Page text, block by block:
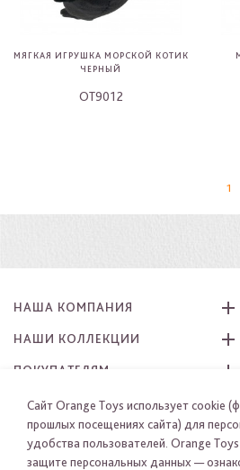
МЯГКАЯ ИГРУШКА МОРСКОЙ КОТИК
ЧЕРНЫЙ
OT9012
1
НАША КОМПАНИЯ
НАШИ КОЛЛЕКЦИИ
ПОКУПАТЕЛЯМ
КАК ЗАКАЗАТЬ
ПРИСОЕДИНЯЙТЕСЬ К НАМ
Сайт Orange Toys использует cookie
прошлых посещениях сайта) для
удобства пользователей. Orange
защите персональных данных —